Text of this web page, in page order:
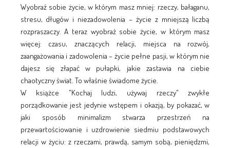
Wyobraź sobie życie, w którym masz mniej: rzeczy, bałaganu,
stresu, długów i niezadowolenia – życie z mniejszą liczbą
rozpraszaczy. A teraz wyobraź sobie życie, w którym masz
więcej: czasu, znaczących relacji, miejsca na rozwój,
zaangażowania i zadowolenia – życie pełne pasji, w którym nie
dajesz się złapać w pułapki, jakie zastawia na ciebie
chaotyczny świat. To właśnie świadome życie.
W książce "Kochaj ludzi, używaj rzeczy" zwykłe
porządkowanie jest jedynie wstępem i okazją, by pokazać, w
jaki sposób minimalizm stwarza przestrzeń na
przewartościowanie i uzdrowienie siedmiu podstawowych
relacji w życiu: z rzeczami, prawdą, samym sobą, pieniędzmi,